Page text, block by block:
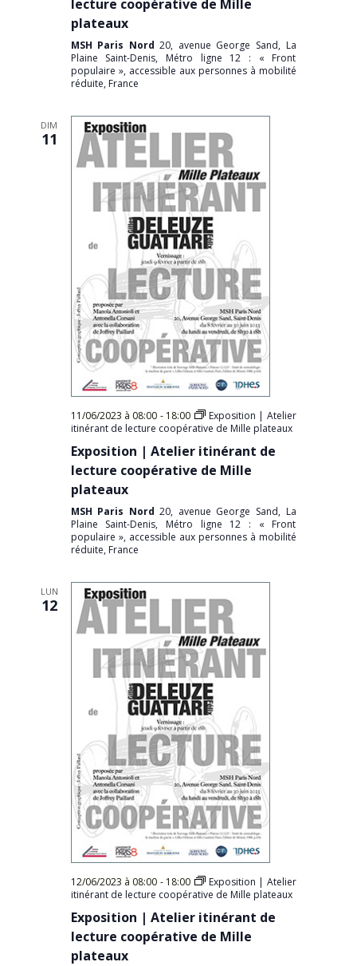
lecture coopérative de Mille
plateaux
MSH Paris Nord20, avenue George Sand, La
Plaine Saint-Denis, Métro ligne 12 : « Front
populaire », accessible aux personnes à mobilité
réduite, France
DIM
11
11/06/2023 à 08:00 - 18:00
Exposition | Atelier
itinérant de lecture coopérative de Mille plateaux
Exposition | Atelier itinérant de
lecture coopérative de Mille
plateaux
MSH Paris Nord20, avenue George Sand, La
Plaine Saint-Denis, Métro ligne 12 : « Front
populaire », accessible aux personnes à mobilité
réduite, France
LUN
12
12/06/2023 à 08:00 - 18:00
Exposition | Atelier
itinérant de lecture coopérative de Mille plateaux
Exposition | Atelier itinérant de
lecture coopérative de Mille
plateaux